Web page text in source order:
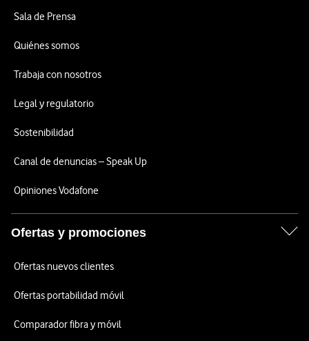
Sala de Prensa
Quiénes somos
Trabaja con nosotros
Legal y regulatorio
Sostenibilidad
Canal de denuncias – Speak Up
Opiniones Vodafone
Ofertas y promociones
Ofertas nuevos clientes
Ofertas portabilidad móvil
Comparador fibra y móvil